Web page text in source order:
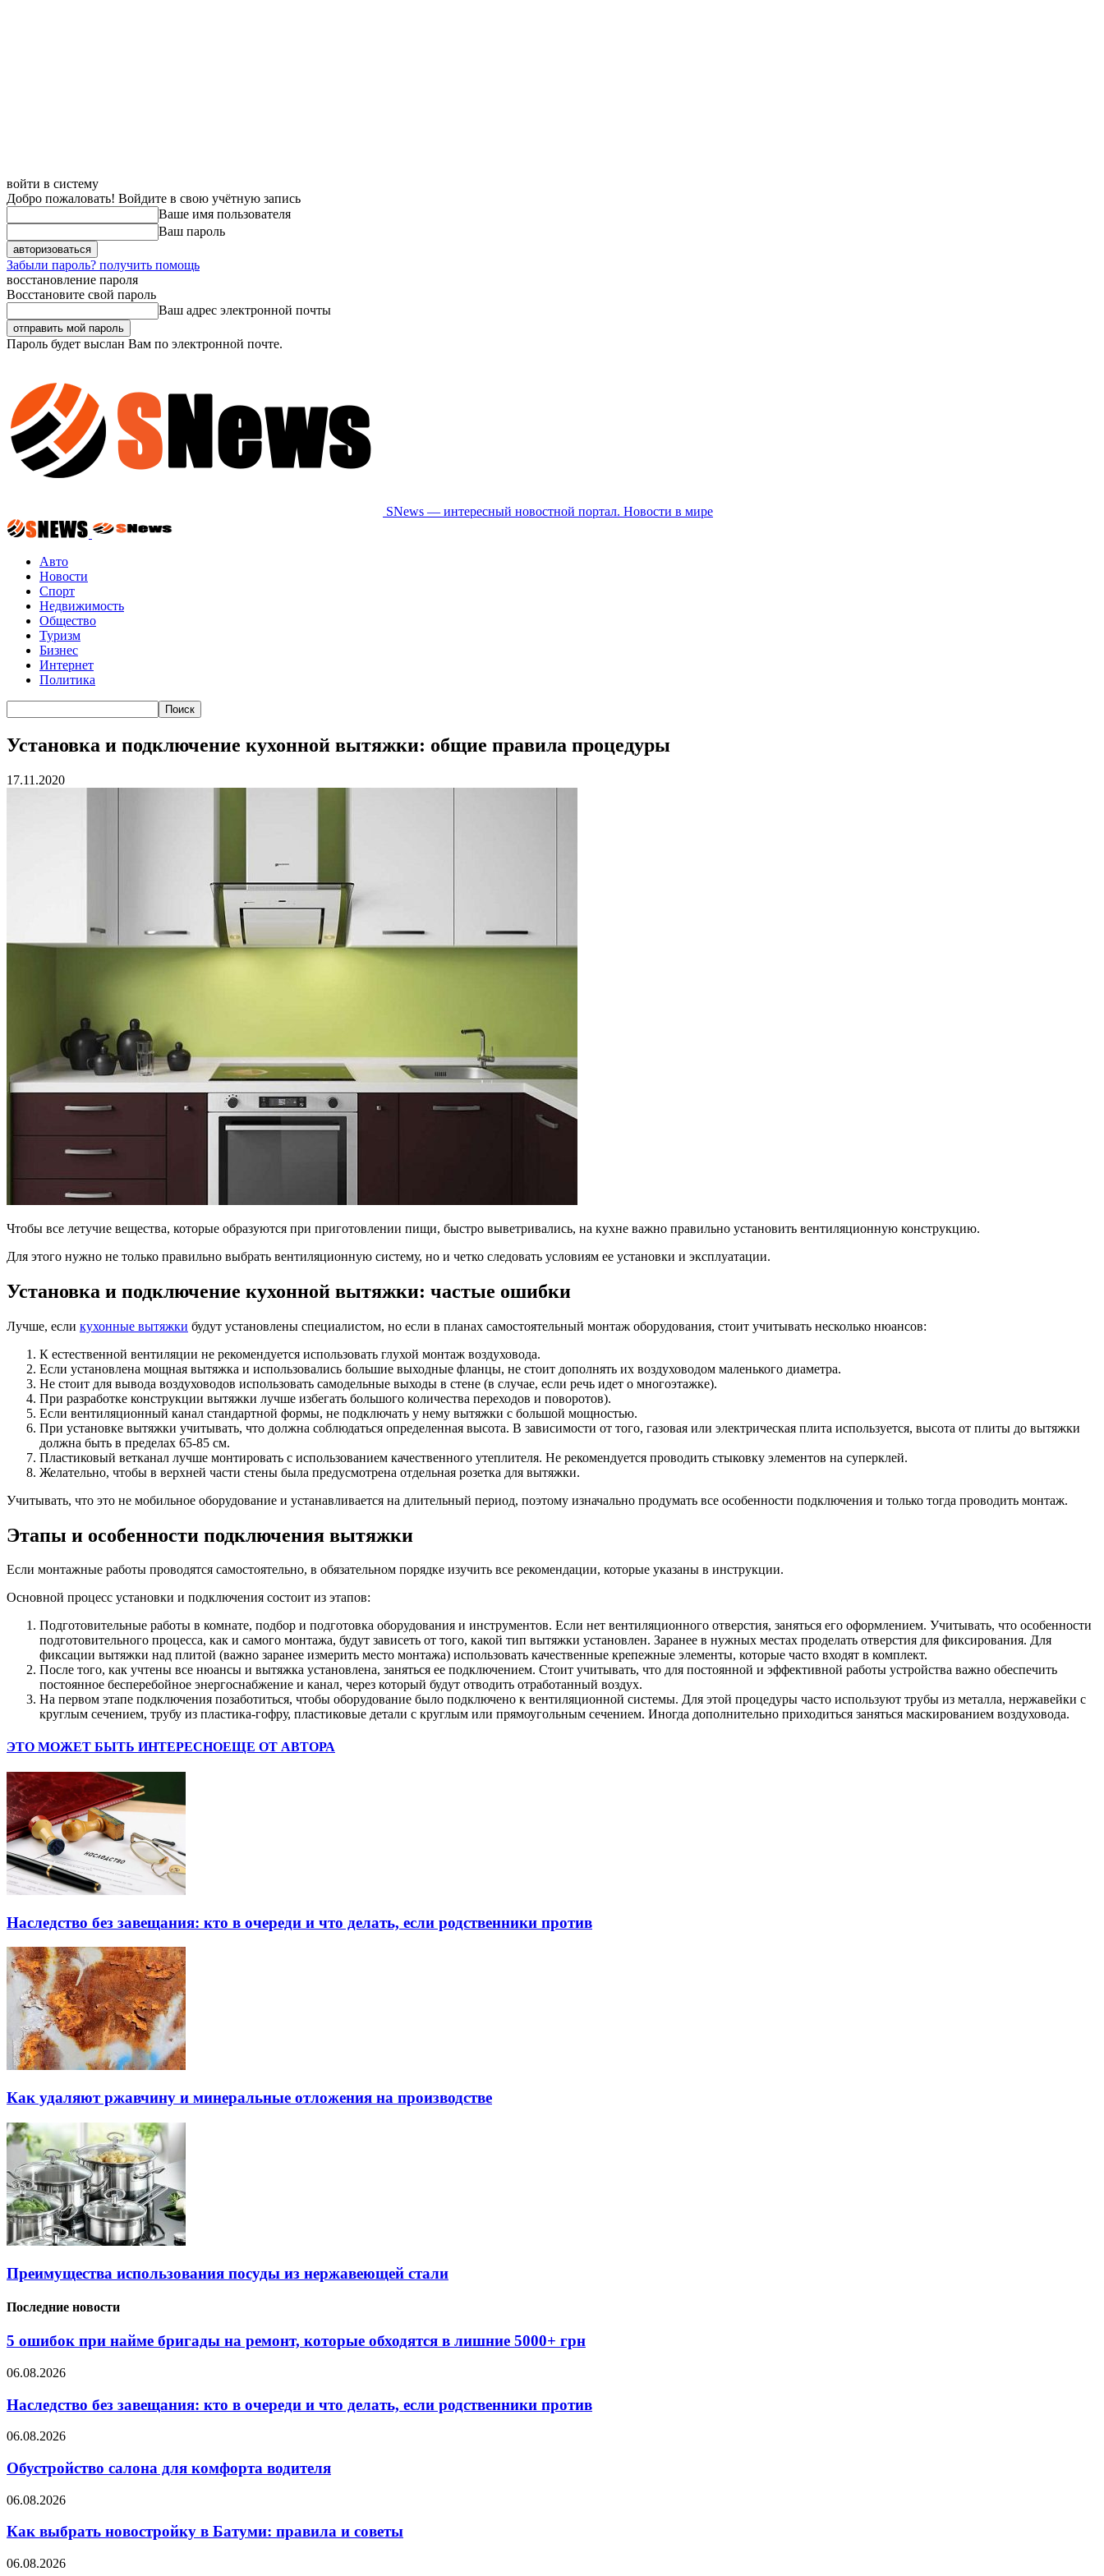
войти в систему
Добро пожаловать! Войдите в свою учётную запись
Ваше имя пользователя
Ваш пароль
Забыли пароль? получить помощь
восстановление пароля
Восстановите свой пароль
Ваш адрес электронной почты
Пароль будет выслан Вам по электронной почте.
SNews — интересный новостной портал. Новости в мире
Авто
Новости
Спорт
Недвижимость
Общество
Туризм
Бизнес
Интернет
Политика
Установка и подключение кухонной вытяжки: общие правила процедуры
17.11.2020
Чтобы все летучие вещества, которые образуются при приготовлении пищи, быстро выветривались, на кухне важно правильно установить вентиляционную конструкцию.
Для этого нужно не только правильно выбрать вентиляционную систему, но и четко следовать условиям ее установки и эксплуатации.
Установка и подключение кухонной вытяжки: частые ошибки
Лучше, если кухонные вытяжки будут установлены специалистом, но если в планах самостоятельный монтаж оборудования, стоит учитывать несколько нюансов:
К естественной вентиляции не рекомендуется использовать глухой монтаж воздуховода.
Если установлена мощная вытяжка и использовались большие выходные фланцы, не стоит дополнять их воздуховодом маленького диаметра.
Не стоит для вывода воздуховодов использовать самодельные выходы в стене (в случае, если речь идет о многоэтажке).
При разработке конструкции вытяжки лучше избегать большого количества переходов и поворотов).
Если вентиляционный канал стандартной формы, не подключать у нему вытяжки с большой мощностью.
При установке вытяжки учитывать, что должна соблюдаться определенная высота. В зависимости от того, газовая или электрическая плита используется, высота от плиты до вытяжки
должна быть в пределах 65-85 см.
Пластиковый ветканал лучше монтировать с использованием качественного утеплителя. Не рекомендуется проводить стыковку элементов на суперклей.
Желательно, чтобы в верхней части стены была предусмотрена отдельная розетка для вытяжки.
Учитывать, что это не мобильное оборудование и устанавливается на длительный период, поэтому изначально продумать все особенности подключения и только тогда проводить монтаж.
Этапы и особенности подключения вытяжки
Если монтажные работы проводятся самостоятельно, в обязательном порядке изучить все рекомендации, которые указаны в инструкции.
Основной процесс установки и подключения состоит из этапов:
Подготовительные работы в комнате, подбор и подготовка оборудования и инструментов. Если нет вентиляционного отверстия, заняться его оформлением. Учитывать, что особенности
подготовительного процесса, как и самого монтажа, будут зависеть от того, какой тип вытяжки установлен. Заранее в нужных местах проделать отверстия для фиксирования. Для
фиксации вытяжки над плитой (важно заранее измерить место монтажа) использовать качественные крепежные элементы, которые часто входят в комплект.
После того, как учтены все нюансы и вытяжка установлена, заняться ее подключением. Стоит учитывать, что для постоянной и эффективной работы устройства важно обеспечить
постоянное бесперебойное энергоснабжение и канал, через который будут отводить отработанный воздух.
На первом этапе подключения позаботиться, чтобы оборудование было подключено к вентиляционной системы. Для этой процедуры часто используют трубы из металла, нержавейки с
круглым сечением, трубу из пластика-гофру, пластиковые детали с круглым или прямоугольным сечением. Иногда дополнительно приходиться заняться маскированием воздуховода.
ЭТО МОЖЕТ БЫТЬ ИНТЕРЕСНОЕЩЕ ОТ АВТОРА
Наследство без завещания: кто в очереди и что делать, если родственники против
Как удаляют ржавчину и минеральные отложения на производстве
Преимущества использования посуды из нержавеющей стали
Последние новости
5 ошибок при найме бригады на ремонт, которые обходятся в лишние 5000+ грн
06.08.2026
Наследство без завещания: кто в очереди и что делать, если родственники против
06.08.2026
Обустройство салона для комфорта водителя
06.08.2026
Как выбрать новостройку в Батуми: правила и советы
06.08.2026